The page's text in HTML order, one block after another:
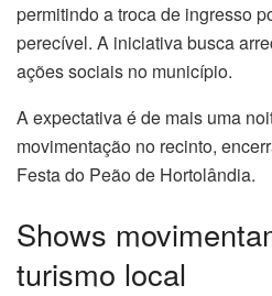
permitindo a troca de ingresso
perecível. A iniciativa busca
ações sociais no município.
A expectativa é de mais uma
movimentação no recinto,
Festa do Peão de Hortolândia.
Shows
turismo local